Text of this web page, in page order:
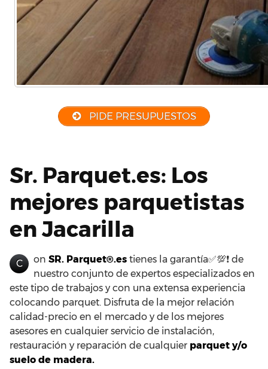
PIDE PRESUPUESTOS
Sr. Parquet.es: Los
mejores parquetistas
en Jacarilla
C on SR. Parquet®.es tienes la garantía✅💯❗ de
nuestro conjunto de expertos especializados en
este tipo de trabajos y con una extensa experiencia
colocando parquet. Disfruta de la mejor relación
calidad-precio en el mercado y de los mejores
asesores en cualquier servicio de instalación,
restauración y reparación de cualquier parquet y/o
suelo de madera.